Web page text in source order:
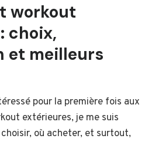
workout
choix,
et meilleurs
pour la première fois aux
extérieures, je me suis
où acheter, et surtout,